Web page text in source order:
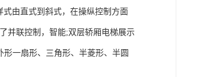
由直式到斜式，在操纵控制方面
并联控制，智能;双层轿厢电梯展示
一扇形、三角形、半菱形、半圆